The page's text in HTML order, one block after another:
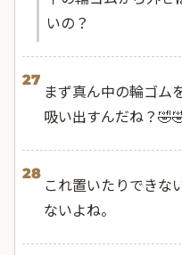
いの？
27
まず真ん中の輪ゴム
吸い出すんだね？
28
これ置いたりできな
ないよね。